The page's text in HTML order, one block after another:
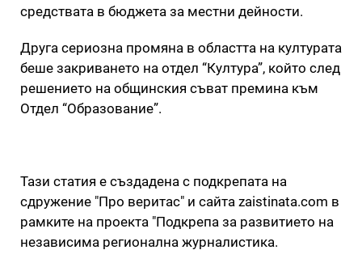
средствата в бюджета за местни дейности.
Друга сериозна промяна в областта на културата
беше закриването на отдел “Култура”, който след
решението на общинския съват премина към
Отдел “Образование”.
Тази статия е създадена с подкрепата на
сдружение "Про веритас" и сайта zaistinata.com в
рамките на проекта "Подкрепа за развитието на
независима регионална журналистика.